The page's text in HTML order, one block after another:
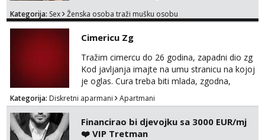
Voljela bi naci nekoga pa da se nemoram
ispod i nadji me tamo, cekam te!
Kategorija: Sex Ženska osoba traži mušku osobu
Cimericu Zg
Tražim cimercu do 26 godina, zapadni dio zg
Kod javljanja imajte na umu stranicu na kojoj
je oglas. Cura treba biti mlada, zgodna,
uredna, bez poroka.
Kategorija: Diskretni aparmani Apartmani
Financirao bi djevojku sa 3000 EUR/mj
❤️ VIP Tretman